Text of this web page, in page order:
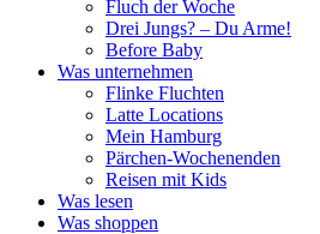
Fluch der Woche
Drei Jungs? – Du Arme!
Before Baby
Was unternehmen
Flinke Fluchten
Latte Locations
Mein Hamburg
Pärchen-Wochenenden
Reisen mit Kids
Was lesen
Was shoppen